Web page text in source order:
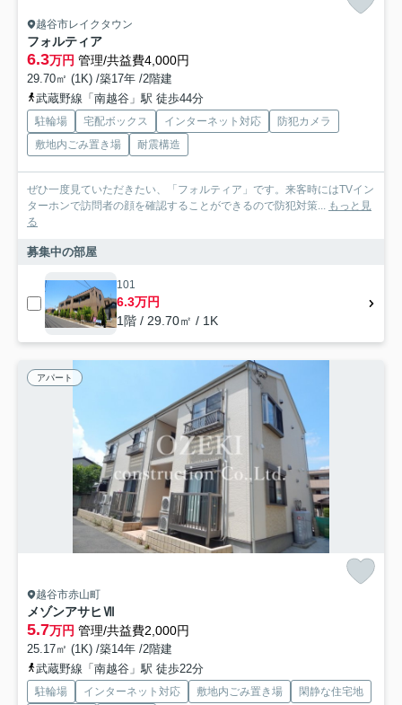
越谷市レイクタウン
フォルティア
6.3万円 管理/共益費4,000円
29.70㎡ (1K) /築17年 /2階建
武蔵野線「南越谷」駅 徒歩44分
駐輪場 宅配ボックス インターネット対応
防犯カメラ
敷地内ごみ置き場
耐震構造
ぜひ一度見ていただきたい、「フォルティア」です。来客時にはTVイン
ターホンで訪問者の顔を確認することができるので防犯対策... もっと見
る
募集中の部屋
101
6.3万円
1階 / 29.70㎡ / 1K
アパート
越谷市赤山町
メゾンアサヒⅦ
5.7万円 管理/共益費2,000円
25.17㎡ (1K) /築14年 /2階建
武蔵野線「南越谷」駅 徒歩22分
駐輪場 インターネット対応 敷地内ごみ置き場
閑静な住宅地